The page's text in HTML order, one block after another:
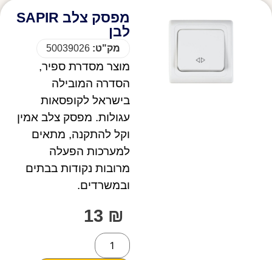
מפסק צלב SAPIR
לבן
מק"ט: 50039026
מוצר מסדרת ספיר,
הסדרה המובילה
בישראל לקופסאות
עגולות. מפסק צלב אמין
וקל להתקנה, מתאים
למערכות הפעלה
מרובות נקודות בבתים
ובמשרדים.
13 ₪